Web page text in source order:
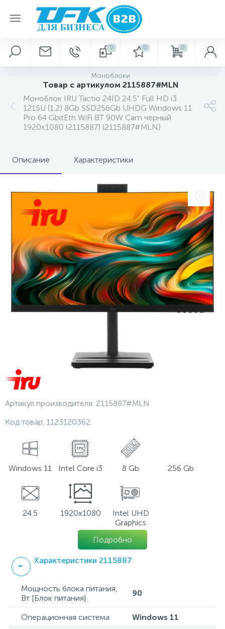
0 0 0
Моноблоки
Товар с артикулом 2115887#MLN
Моноблок IRU Tactio 24ID 24.5" Full HD i3
1215U (1.2) 8Gb SSD256Gb UHDG Windows 11
Pro 64 GbitEth WiFi BT 90W Cam черный
1920x1080 (2115887) (2115887#MLN)
Описание Характеристики
Артикул производителя: 2115887#MLN
Код товар: 1123120362
Windows 11 Intel Core i3 8 Gb 256 Gb
24.5 1920x1080
Intel UHD
Graphics
Подробно
Характеристики 2115887
Мощность блока питания,
Вт [Блок питания]
90
Операционная система Windows 11